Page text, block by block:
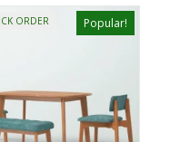
Popular!
ORDER